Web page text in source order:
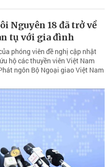
Nguyên 18 đã trở về
tụ với gia đình
phóng viên đề nghị cập nhật
hộ các thuyền viên Việt Nam
ngôn Bộ Ngoại giao Việt Nam